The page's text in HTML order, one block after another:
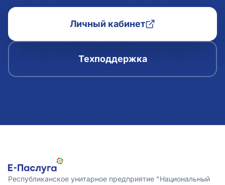
Личный кабинет
Техподдержка
Республиканское унитарное предприятие "Национальный